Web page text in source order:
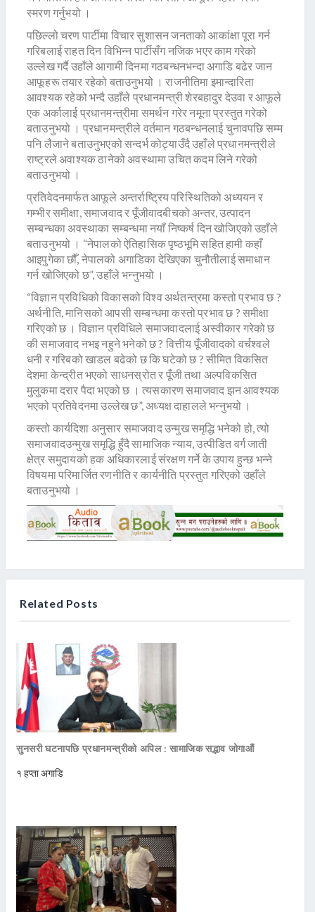
स्मरण गर्नुभयो ।
पछिल्लो चरण पार्टीमा विचार सुशासन जनताको आकांक्षा पूरा गर्न
गरिबलाई राहत दिन विभिन्न पार्टीसँग नजिक भएर काम गरेको
उल्लेख गर्दै उहाँले आगामी दिनमा गठबन्धनभन्दा अगाडि बढेर जान
आफूहरू तयार रहेको बताउनुभयो । राजनीतिमा इमान्दारिता
आवश्यक रहेको भन्दै उहाँले प्रधानमन्त्री शेरबहादुर देउवा र आफूले
एक अर्कालाई प्रधानमन्त्रीमा समर्थन गरेर नमूना प्रस्तुत गरेको
बताउनुभयो । प्रधानमन्त्रीले वर्तमान गठबन्धनलाई चुनावपछि सम्म
पनि लैजाने बताउनुभएको सन्दर्भ कोट्याउँदै उहाँले प्रधानमन्त्रीले
राष्ट्रले अवाश्यक ठानेको अवस्थामा उचित कदम लिने गरेको
बताउनुभयो ।
प्रतिवेदनमार्फत आफूले अन्तर्राष्ट्रिय परिस्थितिको अध्ययन र
गम्भीर समीक्षा, समाजवाद र पूँजीवादबीचको अन्तर, उत्पादन
सम्बन्धका अवस्थाका सम्बन्धमा नयाँ निष्कर्ष दिन खोजिएको उहाँले
बताउनुभयो । “नेपालको ऐतिहासिक पृष्ठभूमि सहित हामी कहाँ
आइपुगेका छौँ, नेपालको अगाडिका देखिएका चुनौतीलाई समाधान
गर्न खोजिएको छ”, उहाँले भन्नुभयो ।
“विज्ञान प्रविधिको विकासको विश्व अर्थतन्त्रमा कस्तो प्रभाव छ ?
अर्थनीति, मानिसको आपसी सम्बन्धमा कस्तो प्रभाव छ ? समीक्षा
गरिएको छ । विज्ञान प्रविधिले समाजवादलाई अस्वीकार गरेको छ
की समाजवाद नभइ नहुने भनेको छ ? वित्तीय पूँजीवादको वर्चश्वले
धनी र गरिबको खाडल बढेको छ कि घटेको छ ? सीमित विकसित
देशमा केन्द्रीत भएको साधनस्रोत र पूँजी तथा अल्पविकसित
मुलुकमा दरार पैदा भएको छ । त्यसकारण समाजवाद झन आवश्यक
भएको प्रतिवेदनमा उल्लेख छ”, अध्यक्ष दाहालले भन्नुभयो ।
कस्तो कार्यदिशा अनुसार समाजवाद उन्मुख समृद्धि भनेको हो, त्यो
समाजवादउन्मुख समृद्धि हुँदै सामाजिक न्याय, उत्पीडित वर्ग जाती
क्षेत्र समुदायको हक अधिकारलाई संरक्षण गर्ने के उपाय हुन्छ भन्ने
विषयमा परिमार्जित रणनीति र कार्यनीति प्रस्तुत गरिएको उहाँले
बताउनुभयो ।
Related Posts
सुनसरी घटनापछि प्रधानमन्त्रीको अपिल : सामाजिक सद्भाव जोगाऔं
१ हप्ता अगाडि